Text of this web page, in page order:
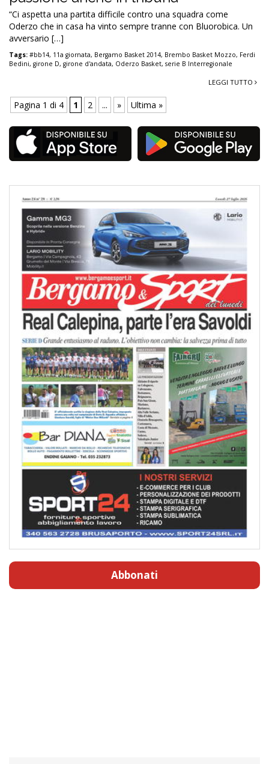
“Ci aspetta una partita difficile contro una squadra come
Oderzo che in casa ha vinto sempre tranne con Bluorobica. Un
avversario […]
Tags: #bb14, 11a giornata, Bergamo Basket 2014, Brembo Basket Mozzo, Ferdi
Bedini, girone D, girone d'andata, Oderzo Basket, serie B Interregionale
LEGGI TUTTO
Pagina 1 di 4 1 2 ... » Ultima »
Abbonati